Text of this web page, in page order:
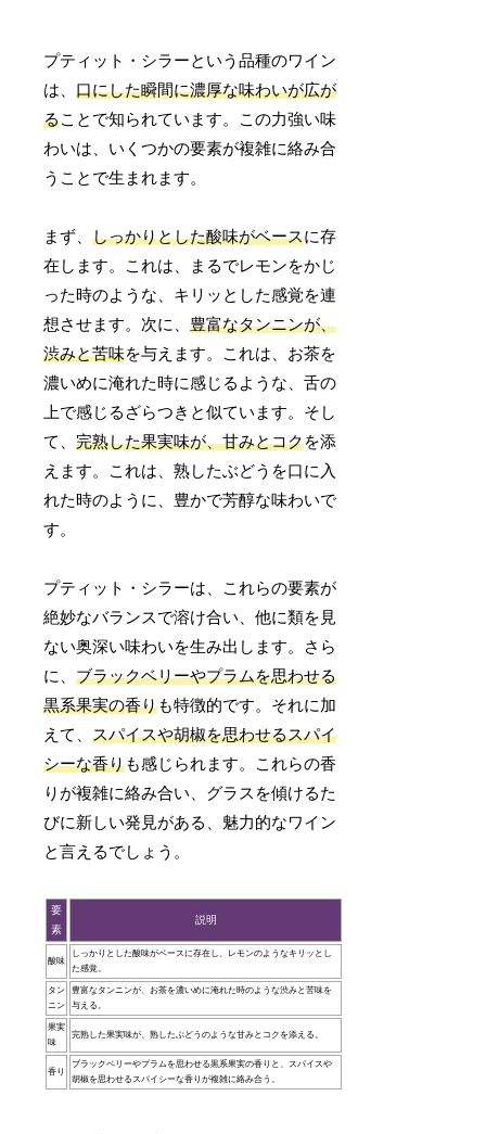
プティット・シラーという品種のワイン
は、口にした瞬間に濃厚な味わいが広が
ることで知られています。この力強い味
わいは、いくつかの要素が複雑に絡み合
うことで生まれます。
まず、しっかりとした酸味がベースに存
在します。これは、まるでレモンをかじ
った時のような、キリッとした感覚を連
想させます。次に、豊富なタンニンが、
渋みと苦味を与えます。これは、お茶を
濃いめに淹れた時に感じるような、舌の
上で感じるざらつきと似ています。そし
て、完熟した果実味が、甘みとコクを添
えます。これは、熟したぶどうを口に入
れた時のように、豊かで芳醇な味わいで
す。
プティット・シラーは、これらの要素が
絶妙なバランスで溶け合い、他に類を見
ない奥深い味わいを生み出します。さら
に、ブラックベリーやプラムを思わせる
黒系果実の香りも特徴的です。それに加
えて、スパイスや胡椒を思わせるスパイ
シーな香りも感じられます。これらの香
りが複雑に絡み合い、グラスを傾けるた
びに新しい発見がある、魅力的なワイン
と言えるでしょう。
要
素
説明
酸味
しっかりとした酸味がベースに存在し、レモンのようなキリッとし
た感覚。
タン
ニン
豊富なタンニンが、お茶を濃いめに淹れた時のような渋みと苦味を
与える。
果実
味
完熟した果実味が、熟したぶどうのような甘みとコクを添える。
香り
ブラックベリーやプラムを思わせる黒系果実の香りと、スパイスや
胡椒を思わせるスパイシーな香りが複雑に絡み合う。